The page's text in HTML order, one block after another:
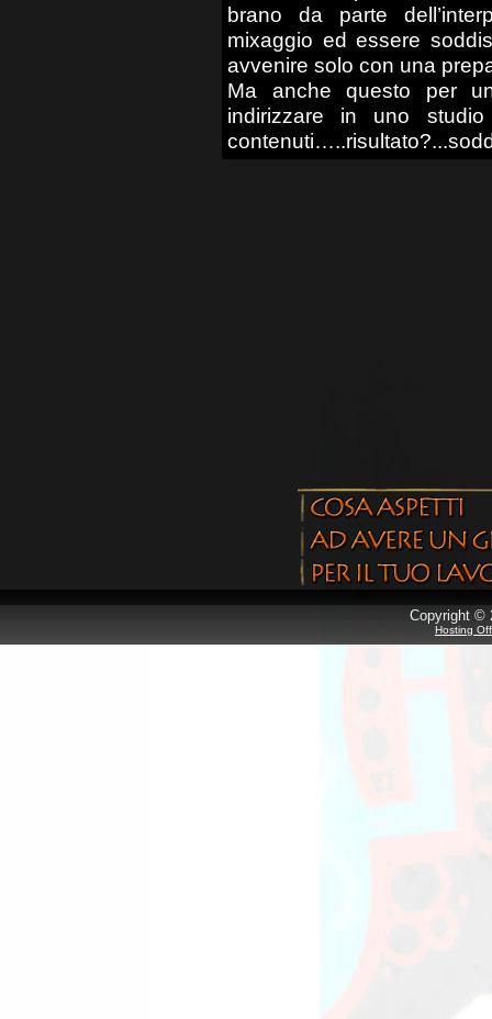
brano da parte
mixaggio ed essere
avvenire solo con una
Ma anche questo per
indirizzare in uno
Copyright ©
Hosting